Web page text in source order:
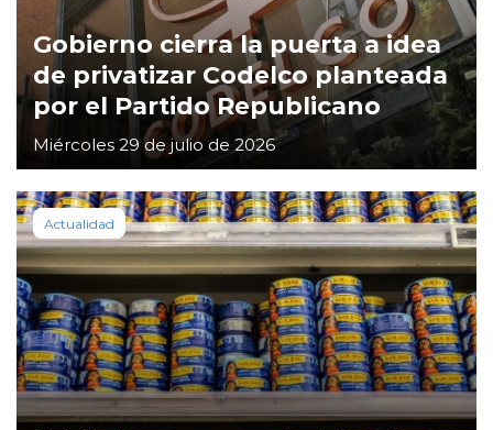
Gobierno cierra la puerta a idea
de privatizar Codelco planteada
por el Partido Republicano
Miércoles 29 de julio de 2026
Actualidad